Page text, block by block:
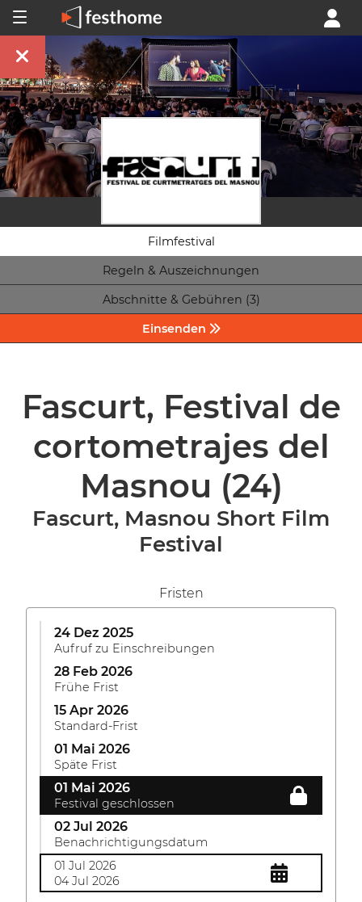
Filmfestival
Regeln & Auszeichnungen
Abschnitte & Gebühren (3)
Einsenden
Fascurt, Festival de
cortometrajes del
Masnou (24)
Fascurt, Masnou Short Film
Festival
Fristen
24 Dez 2025
Aufruf zu Einschreibungen
28 Feb 2026
Frühe Frist
15 Apr 2026
Standard-Frist
01 Mai 2026
Späte Frist
01 Mai 2026
Festival geschlossen
02 Jul 2026
Benachrichtigungsdatum
01 Jul 2026
04 Jul 2026